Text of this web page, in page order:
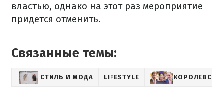
властью, однако на этот раз мероприятие
придется отменить.
Связанные темы:
СТИЛЬ И МОДА LIFESTYLE